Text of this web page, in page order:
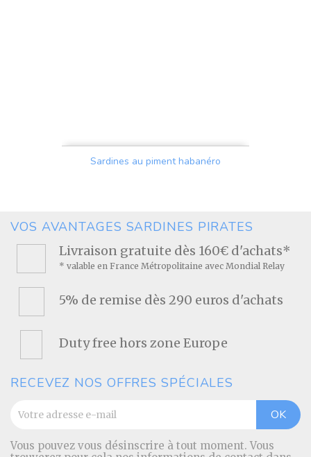
Sardines au piment habanéro
VOS AVANTAGES SARDINES PIRATES
Livraison gratuite dès 160€ d'achats*
* valable en France Métropolitaine avec Mondial Relay
5% de remise dès 290 euros d'achats
Duty free hors zone Europe
RECEVEZ NOS OFFRES SPÉCIALES
Vous pouvez vous désinscrire à tout moment. Vous